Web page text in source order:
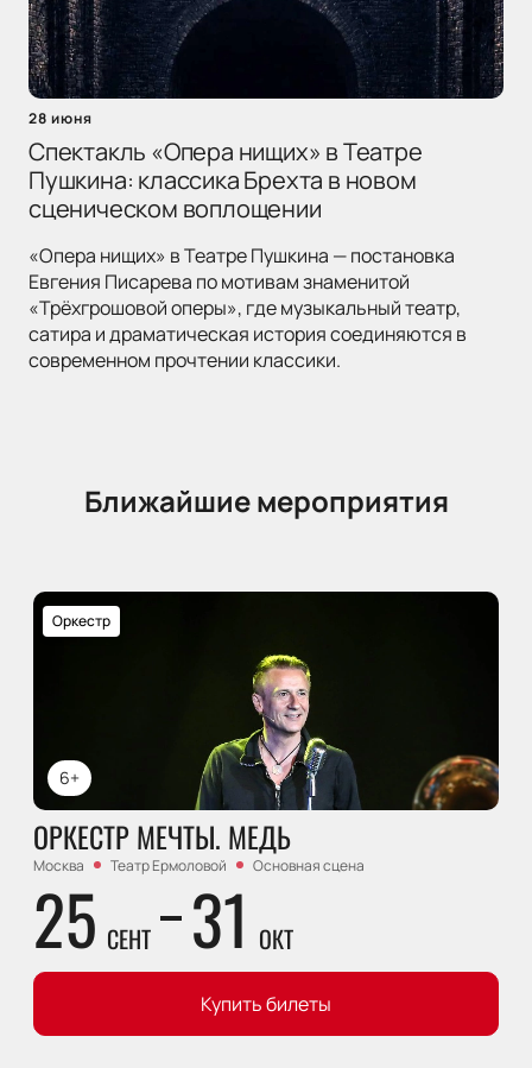
28 июня
Спектакль «Опера нищих» в Театре
Пушкина: классика Брехта в новом
сценическом воплощении
«Опера нищих» в Театре Пушкина — постановка
Евгения Писарева по мотивам знаменитой
«Трёхгрошовой оперы», где музыкальный театр,
сатира и драматическая история соединяются в
современном прочтении классики.
Ближайшие мероприятия
6+
Оркестр
ОРКЕСТР МЕЧТЫ. МЕДЬ
Москва Театр Ермоловой Основная сцена
25 СЕНТ 31 ОКТ
Купить билеты